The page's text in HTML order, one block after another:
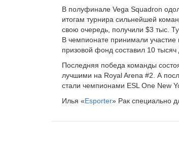
В полуфинале Vega Squadron
итогам турнира сильнейшей
свою очередь, получили $3 тыс.
В чемпионате принимали
призовой фонд составил 10
Последняя победа команды
лучшими на Royal Arena #2. А
стали чемпионами ESL One New
Илья «Esporter» Рак специально